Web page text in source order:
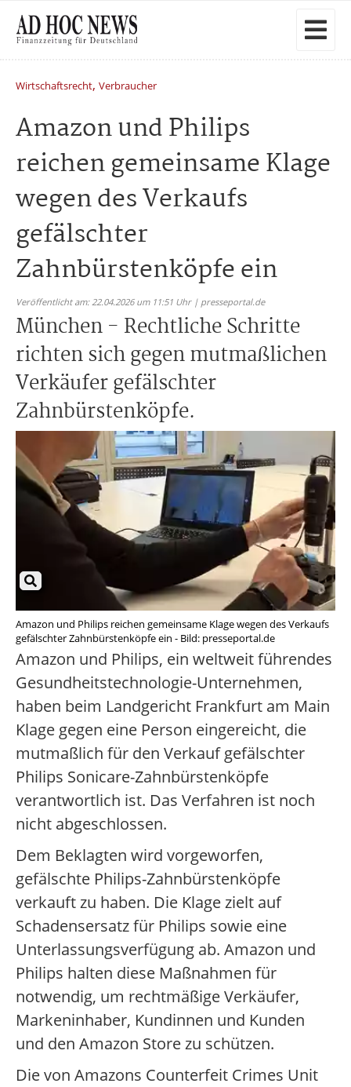
Wirtschaftsrecht, Verbraucher
Amazon und Philips
reichen gemeinsame Klage
wegen des Verkaufs
gefälschter
Zahnbürstenköpfe ein
Veröffentlicht am: 22.04.2026 um 11:51 Uhr | presseportal.de
München - Rechtliche Schritte
richten sich gegen mutmaßlichen
Verkäufer gefälschter
Zahnbürstenköpfe.
Amazon und Philips reichen gemeinsame Klage wegen des Verkaufs
gefälschter Zahnbürstenköpfe ein - Bild: presseportal.de
Amazon und Philips, ein weltweit führendes
Gesundheitstechnologie-Unternehmen,
haben beim Landgericht Frankfurt am Main
Klage gegen eine Person eingereicht, die
mutmaßlich für den Verkauf gefälschter
Philips Sonicare-Zahnbürstenköpfe
verantwortlich ist. Das Verfahren ist noch
nicht abgeschlossen.
Dem Beklagten wird vorgeworfen,
gefälschte Philips-Zahnbürstenköpfe
verkauft zu haben. Die Klage zielt auf
Schadensersatz für Philips sowie eine
Unterlassungsverfügung ab. Amazon und
Philips halten diese Maßnahmen für
notwendig, um rechtmäßige Verkäufer,
Markeninhaber, Kundinnen und Kunden
und den Amazon Store zu schützen.
Die von Amazons Counterfeit Crimes Unit